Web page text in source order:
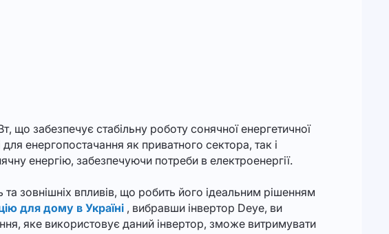
що забезпечує стабільну роботу сонячної енергетичної
енергопостачання як приватного сектора, так і
енергію, забезпечуючи потреби в електроенергії.
зовнішніх впливів, що робить його ідеальним рішенням
для дому в Україні , вибравши інвертор Deye, ви
яке використовує даний інвертор, зможе витримувати